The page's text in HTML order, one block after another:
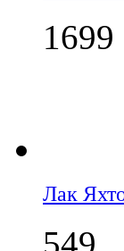
1699
Лак
549